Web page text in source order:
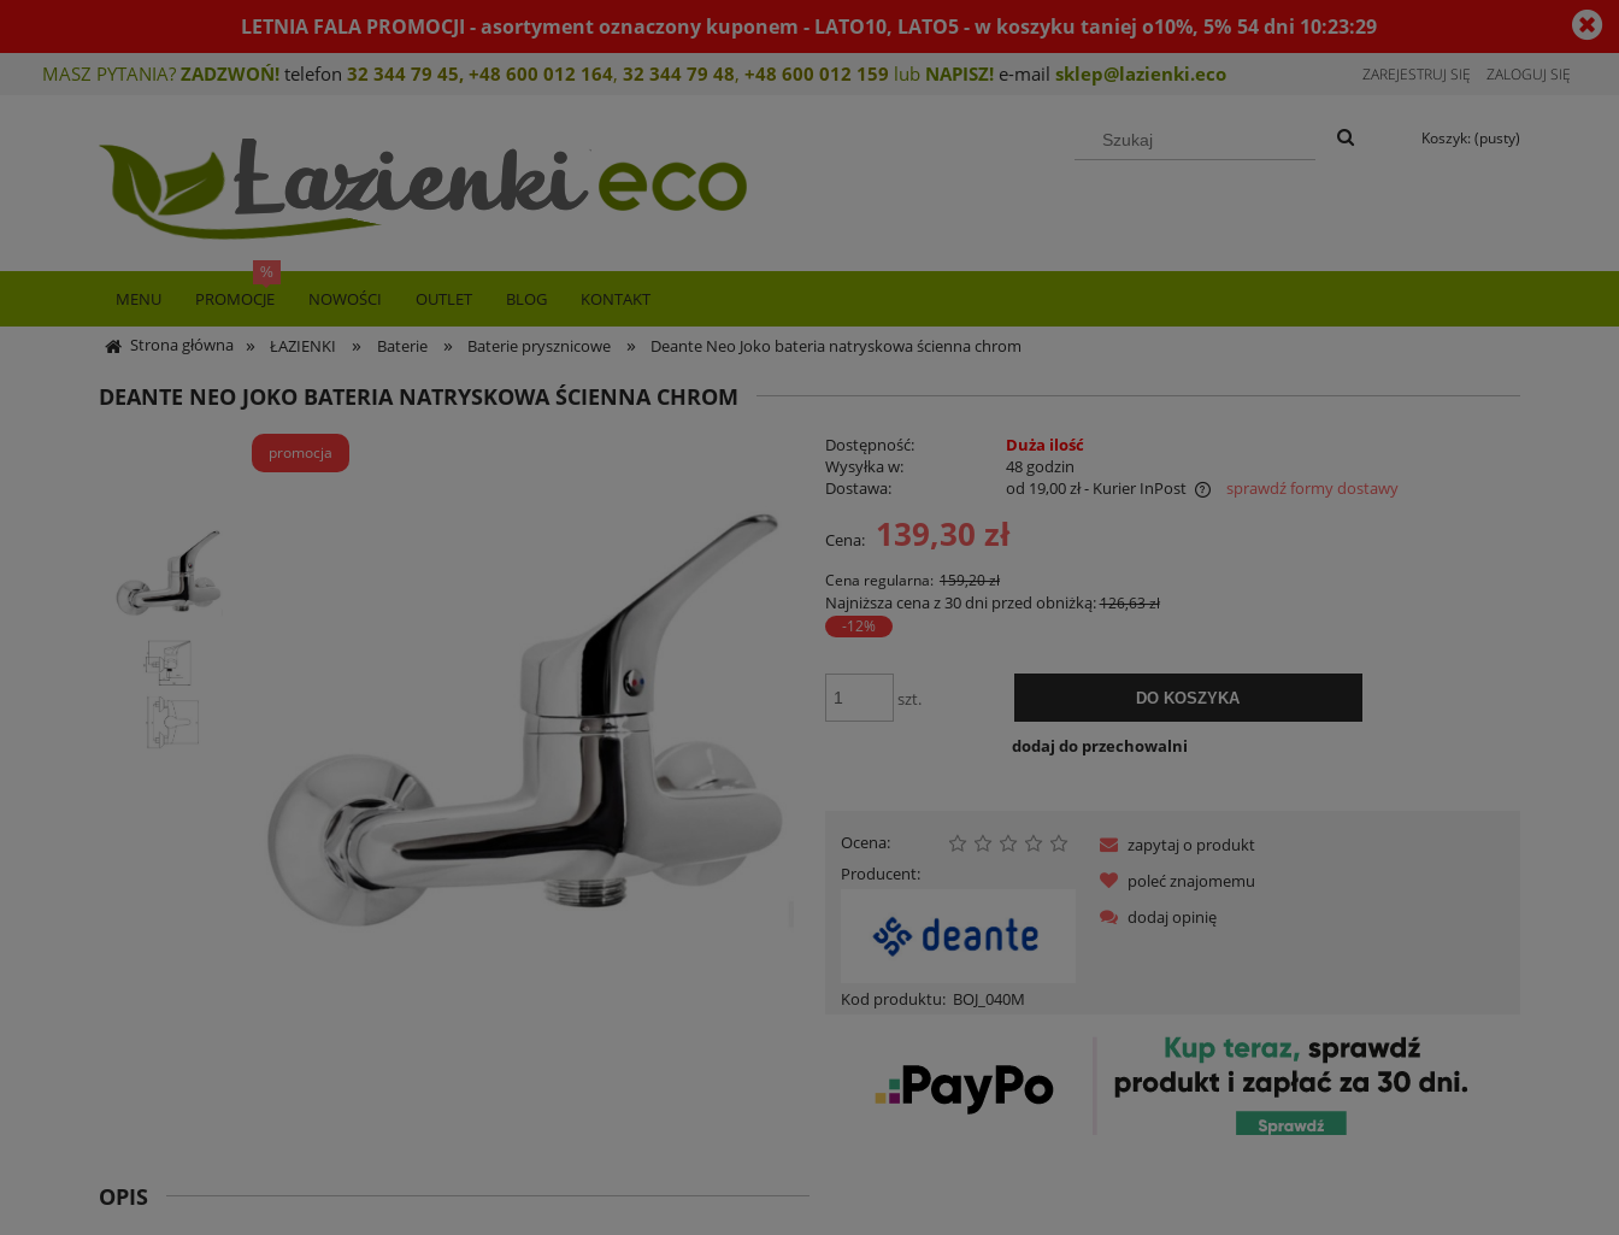
LETNIA FALA PROMOCJI - asortyment oznaczony kuponem - LATO10, LATO5 - w koszyku taniej o10%, 5% 54dni 10:23:29
MASZ PYTANIA? ZADZWOŃ! telefon 32 344 79 45, +48 600 012 164, 32 344 79 48, +48 600 012 159 lub NAPISZ! e-mail sklep@lazienki.eco ZAREJESTRUJ SIĘ ZALOGUJ SIĘ
Koszyk: (pusty)
MENU PROMOCJE NOWOŚCI OUTLET BLOG KONTAKT
Strona główna » ŁAZIENKI » Baterie » Baterie prysznicowe » Deante Neo Joko bateria natryskowa ścienna chrom
DEANTE NEO JOKO BATERIA NATRYSKOWA ŚCIENNA CHROM
promocja Dostępność:
Duża ilość
Wysyłka w:
48 godzin
Dostawa:
od 19,00 zł- Kurier InPost
Cena nie zawiera ewentualnych kosztów
sprawdź formy dostawy
Cena: 139,30 zł
Cena regularna: 159,20 zł
Najniższa cena z 30 dni przed obniżką:126,63 zł
-12%
szt. DO KOSZYKA
dodaj do przechowalni
Ocena:
Producent:
Kod produktu: BOJ_040M
zapytaj o produkt
poleć znajomemu
dodaj opinię
OPIS